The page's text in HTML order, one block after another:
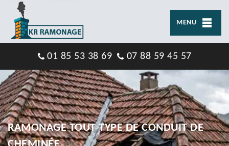
MENU
01 85 53 38 69 07 88 59 45 57
RAMONAGE TOUT TYPE DE CONDUIT DE